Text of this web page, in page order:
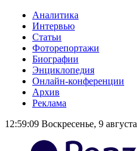
Аналитика
Интервью
Статьи
Фоторепортажи
Биографии
Энциклопедия
Онлайн-конференции
Архив
Реклама
12:59:09 Воскресенье, 9 августа